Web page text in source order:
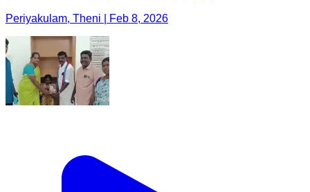
Periyakulam, Theni | Feb 8, 2026